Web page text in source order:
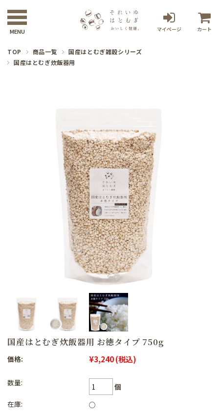
マイページ カート
TOP 商品一覧
国産はとむぎ雑穀シリーズ
国産はとむぎ炊飯器用
国産はとむぎ炊飯器用 お徳タイプ 750g
価格: ¥3,240(税込)
数量:
個
在庫:
○